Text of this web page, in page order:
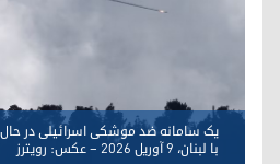
یک سامانه ضد موشکی اسرائیلی در حال
با لبنان، ۹ آوریل ۲۰۲۶ – عکس: رویترز